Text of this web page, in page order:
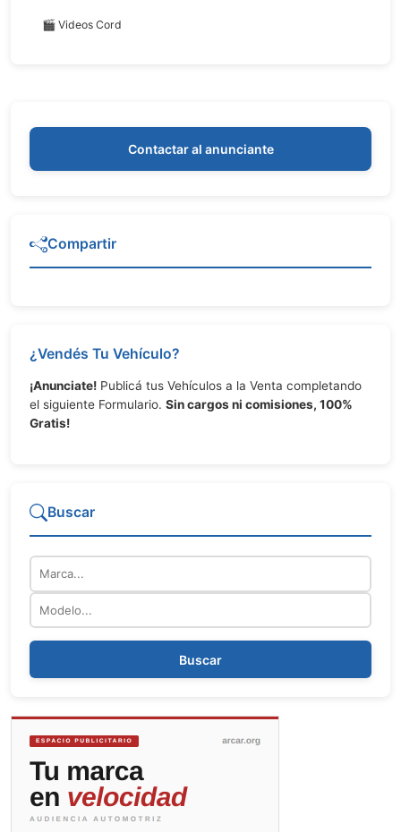
🎬 Videos Cord
Contactar al anunciante
Compartir
¿Vendés Tu Vehículo?
¡Anunciate! Publicá tus Vehículos a la Venta completando
el siguiente Formulario. Sin cargos ni comisiones, 100%
Gratis!
Buscar
Marca
Modelo
Buscar